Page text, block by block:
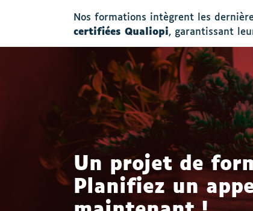
Nos formations intègrent les
certifiées Qualiopi, garantissant
Un projet de
Planifiez un